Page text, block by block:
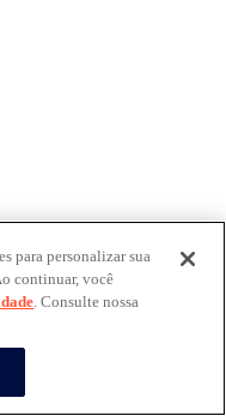
para personalizar sua
continuar, você
. Consulte nossa